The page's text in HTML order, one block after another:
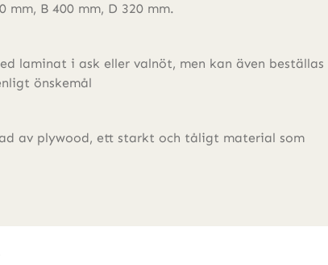
mm, B 400 mm, D 320 mm.
laminat i ask eller valnöt, men kan även beställas
önskemål
av plywood, ett starkt och tåligt material som